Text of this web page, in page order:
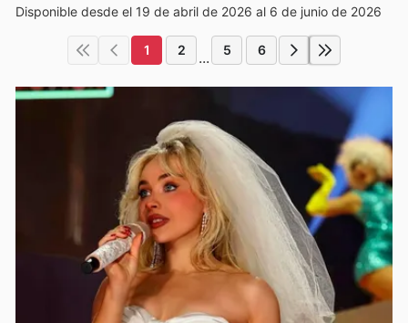
Disponible desde el 19 de abril de 2026 al 6 de junio de 2026
1 2 ... 5 6